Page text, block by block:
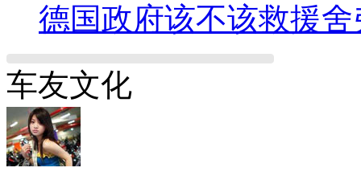
德国政府该不该救援舍
车友文化